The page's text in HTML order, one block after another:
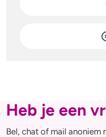
Heb je een
Bel, chat of mail anoniem